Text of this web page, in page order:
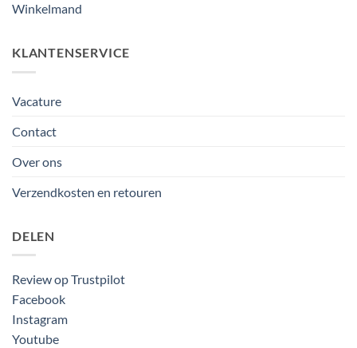
Winkelmand
KLANTENSERVICE
Vacature
Contact
Over ons
Verzendkosten en retouren
DELEN
Review op Trustpilot
Facebook
Instagram
Youtube